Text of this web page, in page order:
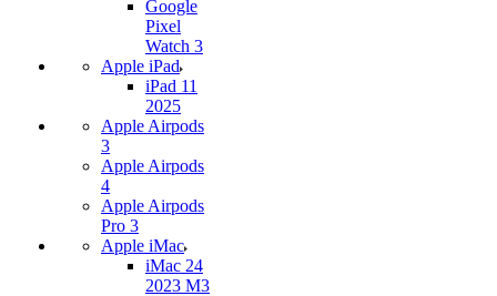
Google
Pixel
Watch 3
Apple iPad
iPad 11
2025
Apple Airpods
3
Apple Airpods
4
Apple Airpods
Pro 3
Apple iMac
iMac 24
2023 M3